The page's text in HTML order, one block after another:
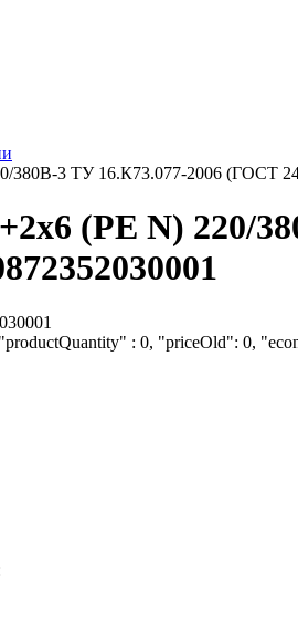
380В-3 ТУ 16.К73.077-2006 (ГОСТ
(PE N) 220/
: 0, "priceOld": 0,